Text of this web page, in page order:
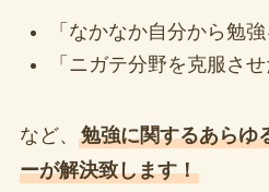
「なかなか自分から勉
「ニガテ分野を克服させ
など、 勉強に関するあらゆ
ーが解決致します！